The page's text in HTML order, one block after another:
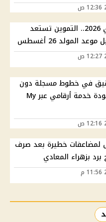
حلوى المولد النبوي 2026.. التموين تستعد
المولد 26 أغسطس
في خطوط مسجلة دون
علم أصحابها بعد عودة خدمة أرقامي عبر My
لمضاعفات خطيرة بعد صرف
بزهراء المعادي